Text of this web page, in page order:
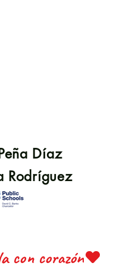
Díaz
Rodríguez
con corazón